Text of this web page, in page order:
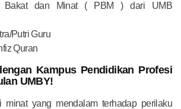
Bakat dan Minat ( PBM ) dari UMB
Putri Guru
Quran
Kampus Pendidikan Profesi
UMBY!
minat yang mendalam terhadap perilaku